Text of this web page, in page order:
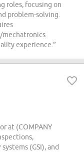
roles, focusing on
problem-solving.
mechatronics
experience.”
at (COMPANY
(GSI), and